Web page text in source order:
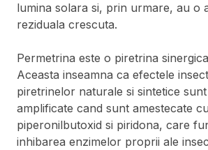
lumina solara si, prin urmare, au o
reziduala crescuta.
Permetrina este o piretrina
Aceasta inseamna ca efectele
piretrinelor naturale si sintetice
amplificate cand sunt amestecate cu
piperonilbutoxid si piridona, care
inhibarea enzimelor proprii ale